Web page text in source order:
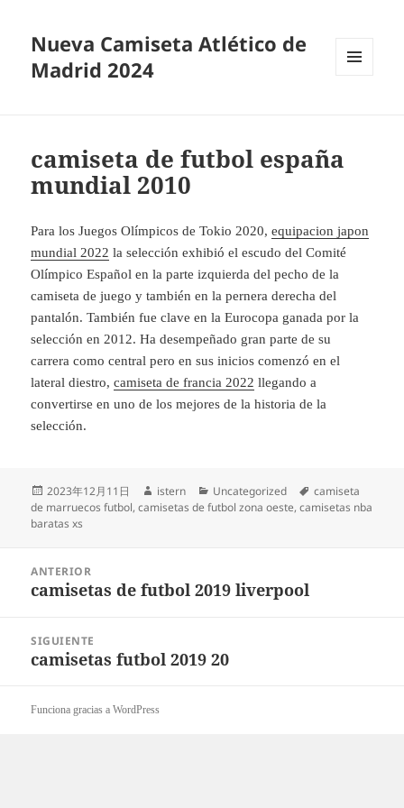
Nueva Camiseta Atlético de
Madrid 2024
camiseta de futbol españa
mundial 2010
Para los Juegos Olímpicos de Tokio 2020,equipacion japon
mundial 2022 la selección exhibió el escudo del Comité
Olímpico Español en la parte izquierda del pecho de la
camiseta de juego y también en la pernera derecha del
pantalón. También fue clave en la Eurocopa ganada por la
selección en 2012. Ha desempeñado gran parte de su
carrera como central pero en sus inicios comenzó en el
lateral diestro,camiseta de francia 2022 llegando a
convertirse en uno de los mejores de la historia de la
selección.
Publicado
el
2023年12月11日 Autor
istern Categorías
Uncategorized Etiquetas
camiseta
de marruecos futbol,camisetas de futbol zona oeste,camisetas nba
baratas xs
entradas
ANTERIOR
Entrada
camisetas de futbol 2019 liverpool
SIGUIENTE
Entrada
camisetas futbol 2019 20
Funciona gracias a WordPress